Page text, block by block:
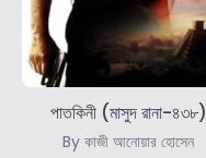
পাতকিনী (মাসুদ রানা-৪৩৮)
By কাজী আনোয়ার হোসেন